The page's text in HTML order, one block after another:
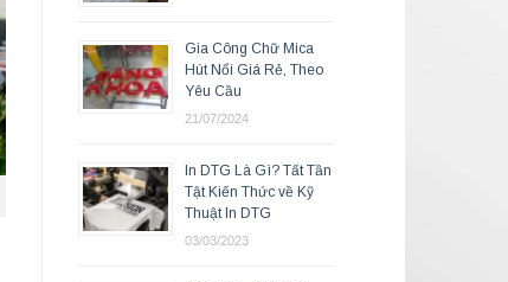
Gia Công Chữ Mica
Hút Nổi Giá Rẻ, Theo
Yêu Cầu
21/07/2024
In DTG Là Gì? Tất Tần
Tật Kiến Thức về Kỹ
Thuật In DTG
03/03/2023